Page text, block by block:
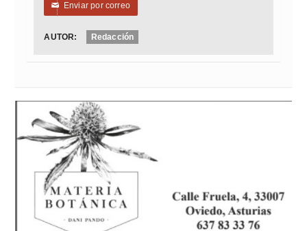
✉ Enviar por correo
AUTOR: Redacción